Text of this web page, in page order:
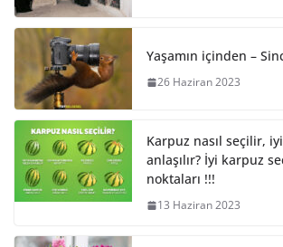
Yaşamın içinden –
26 Haziran 2023
Karpuz nasıl seçilir,
anlaşılır? İyi karpuz
noktaları !!!
13 Haziran 2023